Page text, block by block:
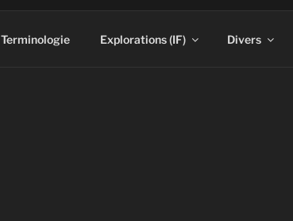
Terminologie Explorations (IF) Divers